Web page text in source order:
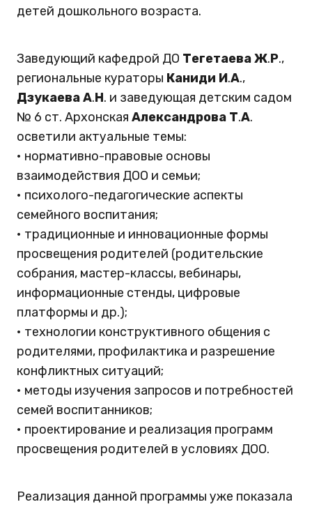
детей дошкольного возраста.
Заведующий кафедрой ДО ТегетаеваЖ.Р.,
региональные кураторы Каниди И.А.,
ДзукаеваА.Н. и заведующая детским садом
№ 6 ст. Архонская Александрова Т.А.
осветили актуальные темы:
• нормативно-правовые основы
взаимодействия ДОО и семьи;
• психолого-педагогические аспекты
семейного воспитания;
• традиционные и инновационные формы
просвещения родителей (родительские
собрания, мастер-классы, вебинары,
информационные стенды, цифровые
платформы и др.);
• технологии конструктивного общения с
родителями, профилактика и разрешение
конфликтных ситуаций;
• методы изучения запросов и потребностей
семей воспитанников;
• проектирование и реализация программ
просвещения родителей в условиях ДОО.
Реализация данной программы уже показала